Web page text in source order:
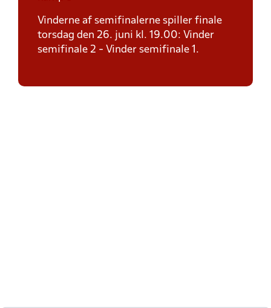
Vinderne af semifinalerne spiller finale
torsdag den 26. juni kl. 19.00: Vinder
semifinale 2 - Vinder semifinale 1.